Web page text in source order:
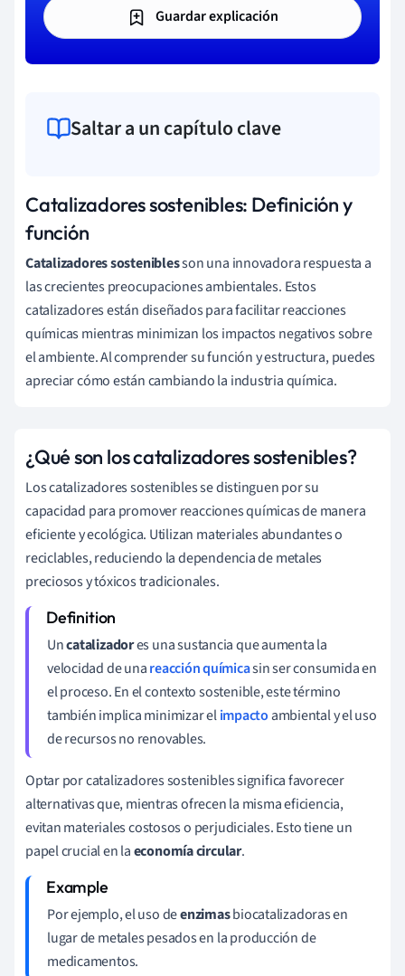
Guardar explicación
Saltar a un capítulo clave
Catalizadores sostenibles: Definición y
función
Catalizadores sosteniblesson una innovadora respuesta a
las crecientes preocupaciones ambientales. Estos
catalizadores están diseñados para facilitar reacciones
químicas mientras minimizan los impactos negativos sobre
el ambiente. Al comprender su función y estructura, puedes
apreciar cómo están cambiando la industria química.
¿Qué son los catalizadores sostenibles?
Los catalizadores sostenibles se distinguen por su
capacidad para promover reacciones químicas de manera
eficiente y ecológica. Utilizan materiales abundantes o
reciclables, reduciendo la dependencia de metales
preciosos y tóxicos tradicionales.
Uncatalizadores una sustancia que aumenta la
velocidad de unareacción químicasin ser consumida en
el proceso. En el contexto sostenible, este término
también implica minimizar elimpacto ambiental y el uso
de recursos no renovables.
Optar por catalizadores sostenibles significa favorecer
alternativas que, mientras ofrecen la misma eficiencia,
evitan materiales costosos o perjudiciales. Esto tiene un
papel crucial en laeconomía circular.
Por ejemplo, el uso deenzimasbiocatalizadoras en
lugar de metales pesados en la producción de
medicamentos.